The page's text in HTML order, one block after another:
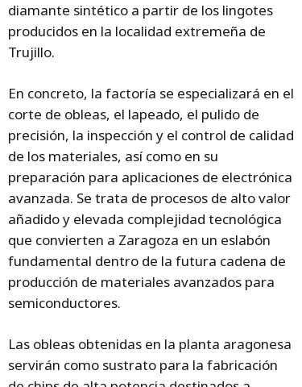
diamante sintético a partir de los lingotes
producidos en la localidad extremeña de
Trujillo.
En concreto, la factoría se especializará en el
corte de obleas, el lapeado, el pulido de
precisión, la inspección y el control de calidad
de los materiales, así como en su
preparación para aplicaciones de electrónica
avanzada. Se trata de procesos de alto valor
añadido y elevada complejidad tecnológica
que convierten a Zaragoza en un eslabón
fundamental dentro de la futura cadena de
producción de materiales avanzados para
semiconductores.
Las obleas obtenidas en la planta aragonesa
servirán como sustrato para la fabricación